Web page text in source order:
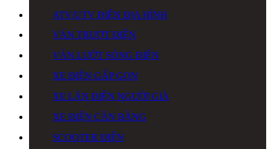
ATV/UTV ĐIỆN ĐỊA HÌNH
VÁN TRƯỢT ĐIỆN
VÁN LƯỚT SÓNG ĐIỆN
XE ĐIỆN GẤP GỌN
XE LĂN ĐIỆN NGƯỜI GIÀ
XE ĐIỆN CÂN BẰNG
SCOOTER ĐIỆN